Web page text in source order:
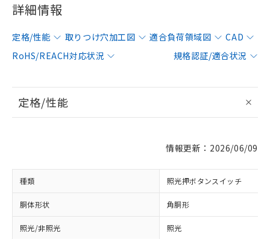
詳細情報
定格/性能 取りつけ穴加工図 適合負荷領域図
CAD
RoHS/REACH対応状況
規格認証/適合状況
定格/性能
情報更新：2026/06/09
種類 照光押ボタンスイッチ
胴体形状 角胴形
照光/非照光 照光